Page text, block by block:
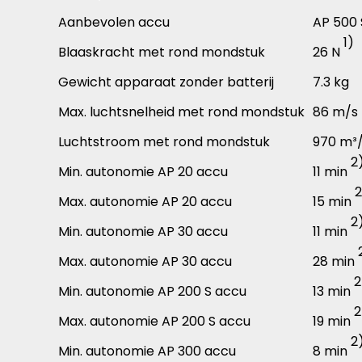
Aanbevolen accu
AP 500
Blaaskracht met rond mondstuk
26 N
1)
Gewicht apparaat zonder batterij
7.3 kg
Max. luchtsnelheid met rond mondstuk 86 m/s
Luchtstroom met rond mondstuk
970
Min. autonomie AP 20 accu
11 min
Max. autonomie AP 20 accu 15 min
Min. autonomie AP 30 accu 11 min
Max. autonomie AP 30 accu 28 min
Min. autonomie AP 200 S accu 13 min
Max. autonomie AP 200 S accu 19 min
Min. autonomie AP 300 accu 8 min